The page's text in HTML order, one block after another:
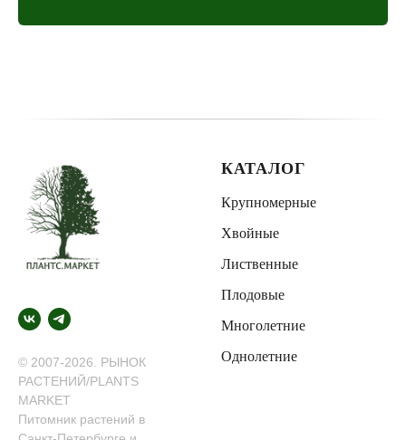
© 2007-2026. РЫНОК
РАСТЕНИЙ/PLANTS
MARKET
Питомник растений в
КАТАЛОГ
Крупномерные
Хвойные
Лиственные
Плодовые
Многолетние
Однолетние